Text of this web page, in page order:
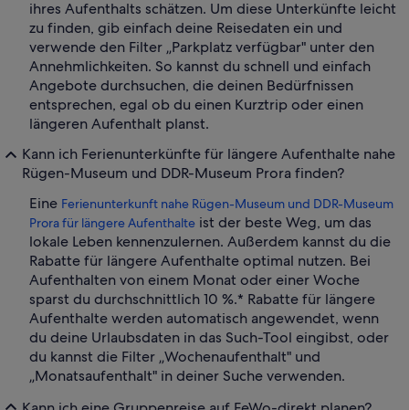
ihres Aufenthalts schätzen. Um diese Unterkünfte leicht
zu finden, gib einfach deine Reisedaten ein und
verwende den Filter „Parkplatz verfügbar" unter den
Annehmlichkeiten. So kannst du schnell und einfach
Angebote durchsuchen, die deinen Bedürfnissen
entsprechen, egal ob du einen Kurztrip oder einen
längeren Aufenthalt planst.
Kann ich Ferienunterkünfte für längere Aufenthalte nahe
Rügen-Museum und DDR-Museum Prora finden?
Eine Ferienunterkunft nahe Rügen-Museum und DDR-Museum
Prora für längere Aufenthalte ist der beste Weg, um das
lokale Leben kennenzulernen. Außerdem kannst du die
Rabatte für längere Aufenthalte optimal nutzen. Bei
Aufenthalten von einem Monat oder einer Woche
sparst du durchschnittlich 10 %.* Rabatte für längere
Aufenthalte werden automatisch angewendet, wenn
du deine Urlaubsdaten in das Such-Tool eingibst, oder
du kannst die Filter „Wochenaufenthalt" und
„Monatsaufenthalt" in deiner Suche verwenden.